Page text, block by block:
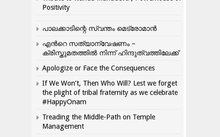
Positivity
പാലക്കാടിന്റെ സ്വന്തം മെട്രോമാൻ
എന്‍റെ സത്യാന്വേഷണം –
ക്രിസ്തുമതത്തില്‍ നിന്ന് ഹിന്ദുത്വത്തിലേക്ക്
Apologize or Face the Consequences
If We Won’t, Then Who Will? Lest we forget
the plight of tribal fraternity as we celebrate
#HappyOnam
Treading the Middle-Path on Temple
Management